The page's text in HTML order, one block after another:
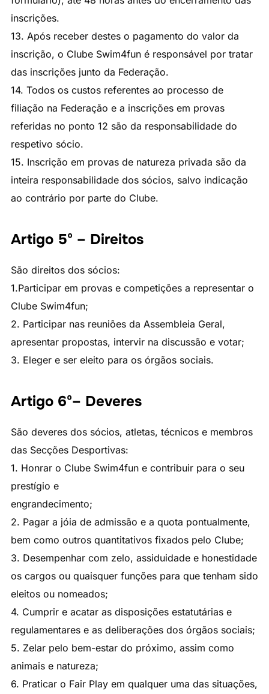
inscrições.
13. Após receber destes o pagamento do valor da
inscrição, o Clube Swim4fun é responsável por tratar
das inscrições junto da Federação.
14. Todos os custos referentes ao processo de
filiação na Federação e a inscrições em provas
referidas no ponto 12 são da responsabilidade do
respetivo sócio.
15. Inscrição em provas de natureza privada são da
inteira responsabilidade dos sócios, salvo indicação
ao contrário por parte do Clube.
Artigo 5º – Direitos
São direitos dos sócios:
1.Participar em provas e competições a representar o
Clube Swim4fun;
2. Participar nas reuniões da Assembleia Geral,
apresentar propostas, intervir na discussão e votar;
3. Eleger e ser eleito para os órgãos sociais.
Artigo 6º– Deveres
São deveres dos sócios, atletas, técnicos e membros
das Secções Desportivas:
1. Honrar o Clube Swim4fun e contribuir para o seu
prestígio e
engrandecimento;
2. Pagar a jóia de admissão e a quota pontualmente,
bem como outros quantitativos fixados pelo Clube;
3. Desempenhar com zelo, assiduidade e honestidade
os cargos ou quaisquer funções para que tenham sido
eleitos ou nomeados;
4. Cumprir e acatar as disposições estatutárias e
regulamentares e as deliberações dos órgãos sociais;
5. Zelar pelo bem-estar do próximo, assim como
animais e natureza;
6. Praticar o Fair Play em qualquer uma das situações,